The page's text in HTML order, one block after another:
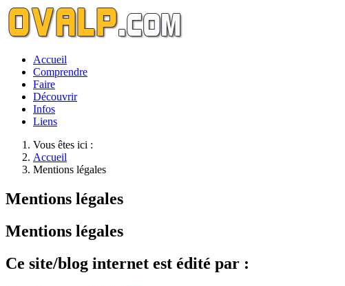
Accueil
Comprendre
Faire
Découvrir
Infos
Liens
Vous êtes ici :
Accueil
Mentions légales
Mentions légales
Mentions légales
Ce site/blog internet est édité par :